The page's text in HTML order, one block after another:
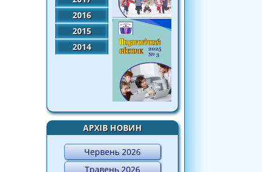
2016
2015
2014
АРХІВ НОВИН
Червень 2026
Травень 2026